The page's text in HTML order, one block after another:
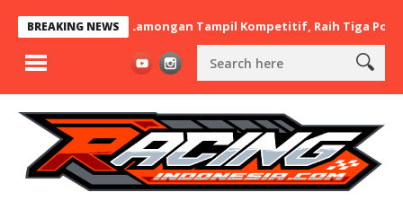
BREAKING NEWS
BaraBere Asal Lamongan Tampil Kompetitif, Raih Tiga Podium di